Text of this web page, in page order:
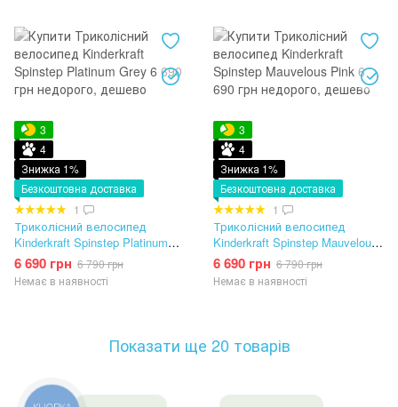
3
4
Знижка 1%
Безкоштовна доставка
1
Триколісний велосипед
Kinderkraft Spinstep Platinum
Grey
6 690 грн 6 790 грн
Немає в наявності
3
4
Знижка 1%
Безкоштовна доставка
1
Триколісний велосипед
Kinderkraft Spinstep Mauvelous
Pink
6 690 грн 6 790 грн
Немає в наявності
Показати ще 20 товарів